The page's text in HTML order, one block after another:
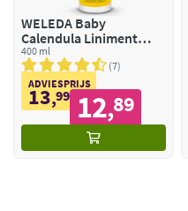
WELEDA Baby
Calendula Liniment
Reinigingsmelk
400 ml
7
ADVIESPRIJS
13,99 12,89